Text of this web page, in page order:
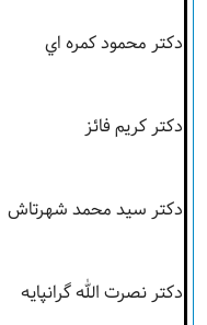
دکتر محمود کمره اي
دکتر کريم فائز
دکتر سيد محمد شهرتاش
دکتر نصرت ­الله گرانپايه